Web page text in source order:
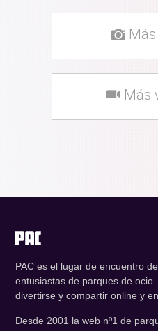
Más
Más
PAC es el lugar de encuentro
entusiastas de parques de
divertirse y compartir online y
Desde 2001 la web nº1 de